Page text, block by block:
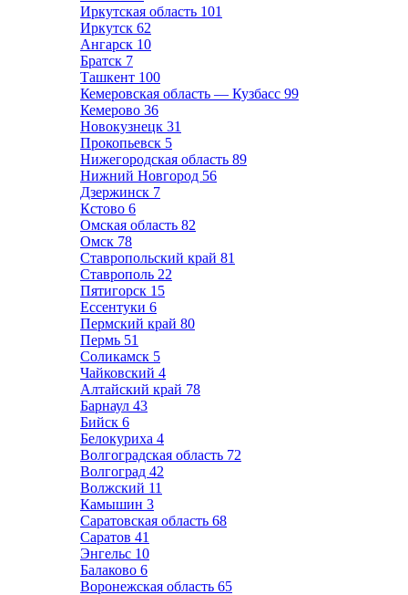
Иркутская область 101
Иркутск 62
Ангарск 10
Братск 7
Ташкент 100
Кемеровская область — Кузбасс 99
Кемерово 36
Новокузнецк 31
Прокопьевск 5
Нижегородская область 89
Нижний Новгород 56
Дзержинск 7
Кстово 6
Омская область 82
Омск 78
Ставропольский край 81
Ставрополь 22
Пятигорск 15
Ессентуки 6
Пермский край 80
Пермь 51
Соликамск 5
Чайковский 4
Алтайский край 78
Барнаул 43
Бийск 6
Белокуриха 4
Волгоградская область 72
Волгоград 42
Волжский 11
Камышин 3
Саратовская область 68
Саратов 41
Энгельс 10
Балаково 6
Воронежская область 65